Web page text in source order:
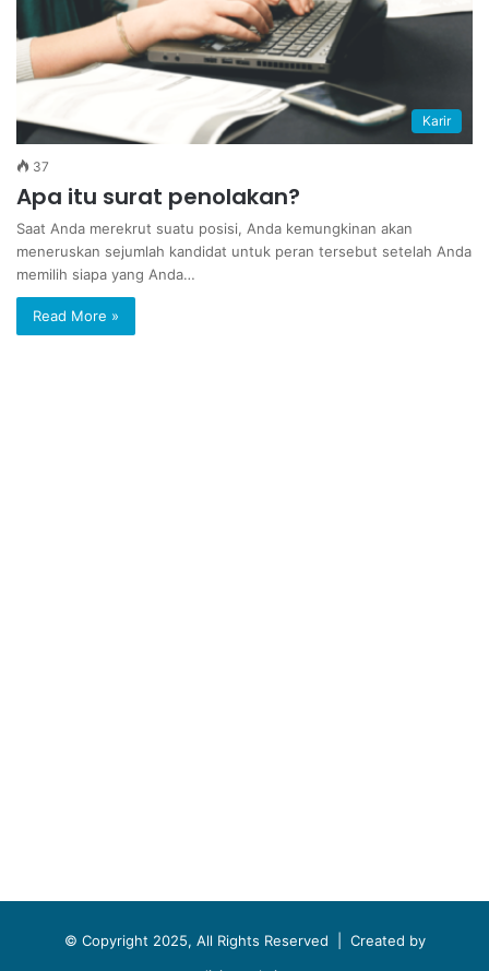
Karir
37
Apa itu surat penolakan?
Saat Anda merekrut suatu posisi, Anda kemungkinan akan
meneruskan sejumlah kandidat untuk peran tersebut setelah Anda
memilih siapa yang Anda…
Read More »
© Copyright 2025, All Rights Reserved | Created by